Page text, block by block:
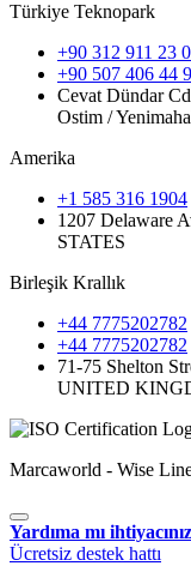
Türkiye Teknopark
+90 312 911 23
+90 507 406 44
Cevat Dündar
Ostim /
Amerika
+1 585 316 1904
1207 Delaware
STATES
Birleşik Krallık
+44 7775202782
+44 7775202782
71-75 Shelton
UNITED
Marcaworld - Wise
Yardıma mı
Ücretsiz destek hattı